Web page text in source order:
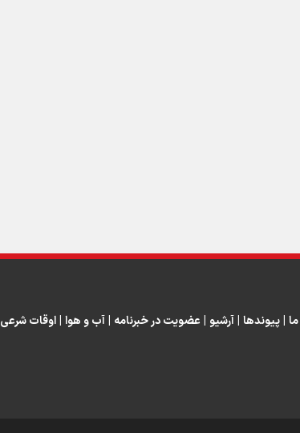
پیوندها آرشیو عضویت در خبرنامه آب و هوا اوقات شرعی